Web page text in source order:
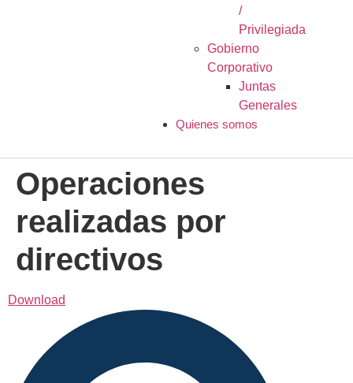
/
Privilegiada
Gobierno
Corporativo
Juntas
Generales
Quienes somos
Operaciones
realizadas por
directivos
Download